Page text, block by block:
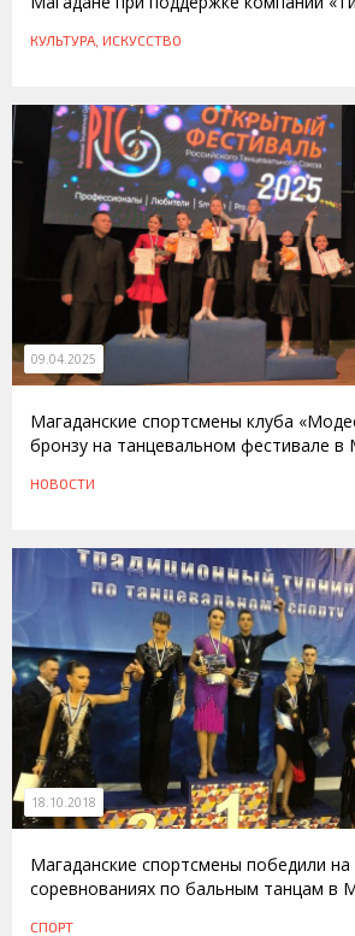
КУЛЬТУРА, ИСКУССТВО
09.04.2025
Магаданские спортсмены клуба
бронзу на танцевальном фестивале в
НОВОСТИ
18.10.2018
Магаданские спортсмены победили на
соревнованиях по бальным танцам в
СПОРТ